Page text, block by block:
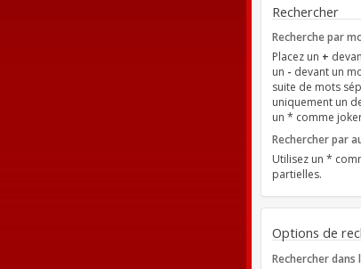
Rechercher
Recherche par
Placez un +
un - devant un
suite de mots
uniquement un
un * comme
Rechercher par
Utilisez un *
partielles.
Options de
Rechercher dans